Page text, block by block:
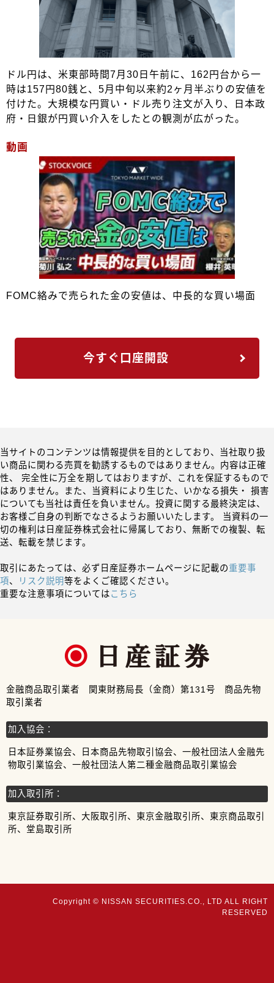
ドル円は、米東部時間7月30日午前に、162円台から一
時は157円80銭と、5月中旬以来約2ヶ月半ぶりの安値を
付けた。大規模な円買い・ドル売り注文が入り、日本政
府・日銀が円買い介入をしたとの観測が広がった。
動画
FOMC絡みで売られた金の安値は、中長的な買い場面
今すぐ口座開設
当サイトのコンテンツは情報提供を目的としており、当社取り扱
い商品に関わる売買を勧誘するものではありません。内容は正確
性、 完全性に万全を期してはおりますが、これを保証するもので
はありません。また、当資料により生じた、いかなる損失・ 損害
についても当社は責任を負いません。投資に関する最終決定は、
お客様ご自身の判断でなさるようお願いいたします。 当資料の一
切の権利は日産証券株式会社に帰属しており、無断での複製、転
送、転載を禁じます。
取引にあたっては、必ず日産証券ホームページに記載の重要事
項、 リスク説明等をよくご確認ください。
重要な注意事項についてはこちら
金融商品取引業者 関東財務局長（金商）第131号 商品先物
取引業者
加入協会：
日本証券業協会、日本商品先物取引協会、一般社団法人金融先
物取引業協会、一般社団法人第二種金融商品取引業協会
加入取引所：
東京証券取引所、大阪取引所、東京金融取引所、東京商品取引
所、堂島取引所
Copyright © NISSAN SECURITIES.CO., LTD ALL RIGHT
RESERVED